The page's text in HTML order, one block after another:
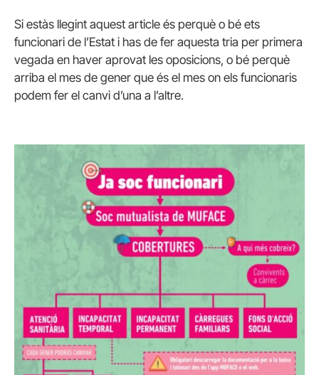
Si estàs llegint aquest article és perquè o bé ets
funcionari de l’Estat i has de fer aquesta tria per primera
vegada en haver aprovat les oposicions, o bé perquè
arriba el mes de gener que és el mes on els funcionaris
podem fer el canvi d’una a l’altre.